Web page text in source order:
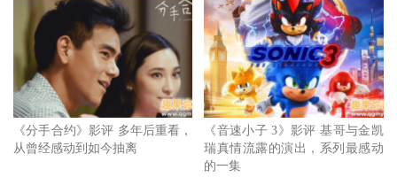
但在这回的《鞋猫剑客 2》中，剧情却为这个角色增添了更
多深度，就像是故事外头的世界，距离上一部电影《鞋猫剑
客》已相隔了 11 年之久，因此这回的鞋猫剑客也正如一部
分当年的观众，在岁月流逝之下，不免开始意识到自己已不
再如同当时那般年轻，对于死亡与生命的看法，也与过去有
《分手合约》影评 多年后重看，
从曾经感动到如今抽离
《音速小子 3》影评 基哥与金凯
瑞真情流露的演出，系列最感动
的一集